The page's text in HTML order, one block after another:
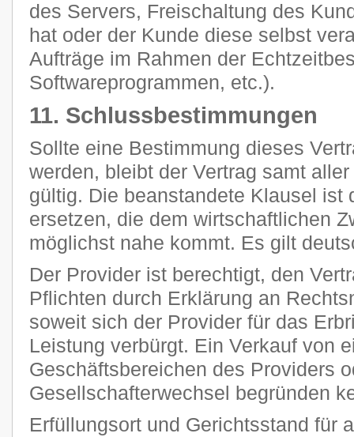
des Servers, Freischaltung des
hat oder der Kunde diese selbst
Aufträge im Rahmen der
Softwareprogrammen, etc.).
11. Schlussbestimmungen
Sollte eine Bestimmung dieses
werden, bleibt der Vertrag samt
gültig. Die beanstandete Klausel ist
ersetzen, die dem wirtschaftlichen
möglichst nahe kommt. Es gilt
Der Provider ist berechtigt, den
Pflichten durch Erklärung an
soweit sich der Provider für das
Leistung verbürgt. Ein Verkauf von
Geschäftsbereichen des Providers
Gesellschafterwechsel begründen
Erfüllungsort und Gerichtsstand für